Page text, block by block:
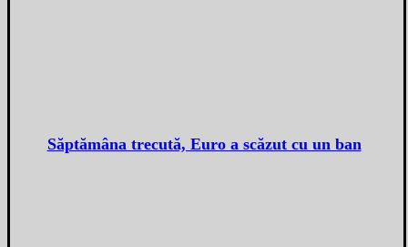
Săptămâna trecută, Euro a scăzut cu un ban